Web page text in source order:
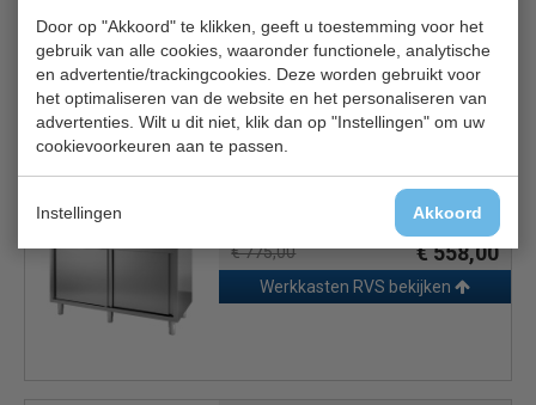
Door op "Akkoord" te klikken, geeft u toestemming voor het
gebruik van alle cookies, waaronder functionele, analytische
en advertentie/trackingcookies. Deze worden gebruikt voor
het optimaliseren van de website en het personaliseren van
advertenties. Wilt u dit niet, klik dan op "Instellingen" om uw
cookievoorkeuren aan te passen.
Instellingen Akkoord
€ 965,00 € 820,00
Werkkasten RVS bekijken
Combisteel 7812.0091
€ 775,00 € 558,00
Werkkasten RVS bekijken